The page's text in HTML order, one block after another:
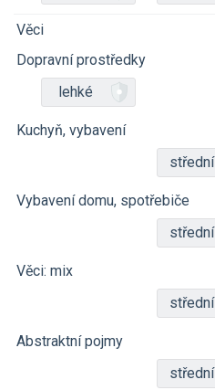
Věci
Dopravní prostředky
lehké
Kuchyň, vybavení
střední
Vybavení domu, spotřebiče
střední
Věci: mix
střední
Abstraktní pojmy
střední